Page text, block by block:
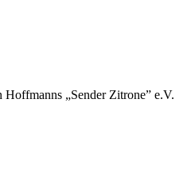
„Sender Zitrone” e.V.